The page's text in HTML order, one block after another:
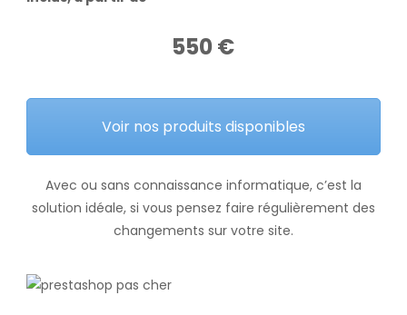
550 €
Voir nos produits disponibles
Avec ou sans connaissance informatique, c’est la
solution idéale, si vous pensez faire régulièrement des
changements sur votre site.